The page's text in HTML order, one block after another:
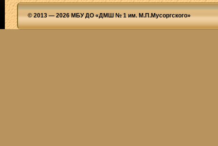
© 2013 — 2026 МБУ ДО «ДМШ № 1 им. М.П.Мусоргского»